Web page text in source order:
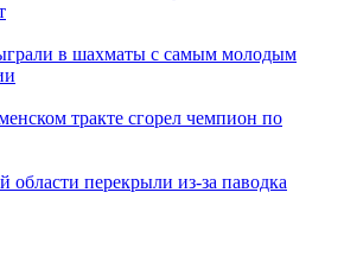
в шахматы с самым молодым
тракте сгорел чемпион по
области перекрыли из-за паводка